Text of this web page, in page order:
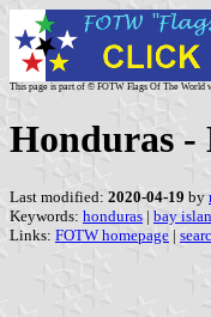
This page is part of © FOTW Flags Of The World
Honduras
Last modified: 2020-04-19 by
Keywords: honduras | bay
Links: FOTW homepage |